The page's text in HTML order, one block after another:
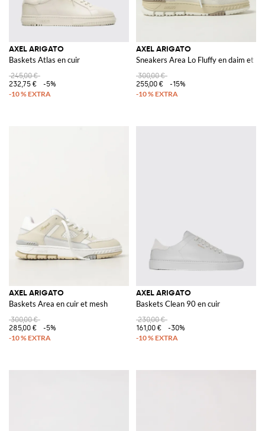
AXEL ARIGATO
Baskets Atlas en cuir
245,00 €
232,75 €
-5%
AXEL ARIGATO
Sneakers Area Lo Fluffy en daim et
300,00 €
255,00 €
-15%
AXEL ARIGATO
Baskets Area en cuir et mesh
300,00 €
285,00 €
-5%
AXEL ARIGATO
Baskets Clean 90 en cuir
230,00 €
161,00 €
-30%